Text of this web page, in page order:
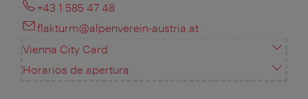
+43 1 585 47 48
flakturm@alpenverein-austria.at
Vienna City Card
Horarios de apertura